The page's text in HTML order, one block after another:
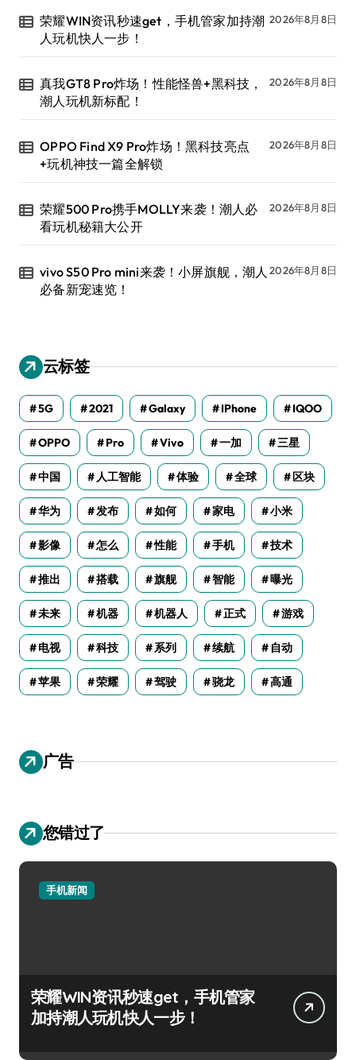
荣耀WIN资讯秒速get，手机管家加持潮
人玩机快人一步！
2026年8月8日
真我GT8 Pro炸场！性能怪兽+黑科技，
潮人玩机新标配！
2026年8月8日
OPPO Find X9 Pro炸场！黑科技亮点
+玩机神技一篇全解锁
2026年8月8日
荣耀500 Pro携手MOLLY来袭！潮人必
看玩机秘籍大公开
2026年8月8日
vivo S50 Pro mini来袭！小屏旗舰，潮人
必备新宠速览！
2026年8月8日
云标签
5G 2021 Galaxy IPhone IQOO
OPPO Pro Vivo 一加 三星
中国 人工智能 体验 全球 区块
华为 发布 如何 家电 小米
影像 怎么 性能 手机 技术
推出 搭载 旗舰 智能 曝光
未来 机器 机器人 正式 游戏
电视 科技 系列 续航 自动
苹果 荣耀 驾驶 骁龙 高通
广告
您错过了
手机新闻
荣耀WIN资讯秒速get，手机管家
加持潮人玩机快人一步！